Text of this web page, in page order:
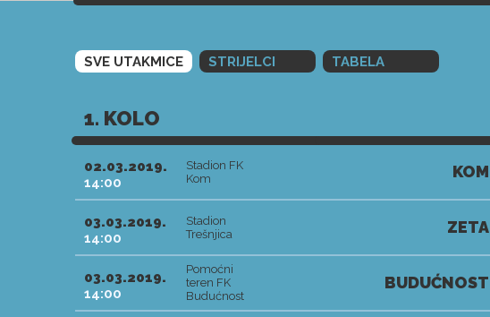
SVE UTAKMICE STRIJELCI TABELA
1. KOLO
02.03.2019.
14:00
Stadion FK
Kom
KOM
03.03.2019.
14:00
Stadion
Trešnjica
ZETA
03.03.2019.
14:00
Pomoćni
teren FK
Budućnost
BUDUĆNOST